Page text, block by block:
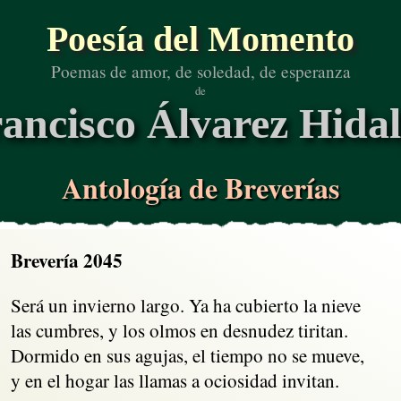
Poesía del Momento
Poemas de amor, de soledad, de esperanza
de
Álvarez
Antología de Breverías
Brevería 2045
Será un invierno largo. Ya ha cubierto la nieve
las cumbres, y los olmos en desnudez tiritan.
Dormido en sus agujas, el tiempo no se mueve,
y en el hogar las llamas a ociosidad invitan.